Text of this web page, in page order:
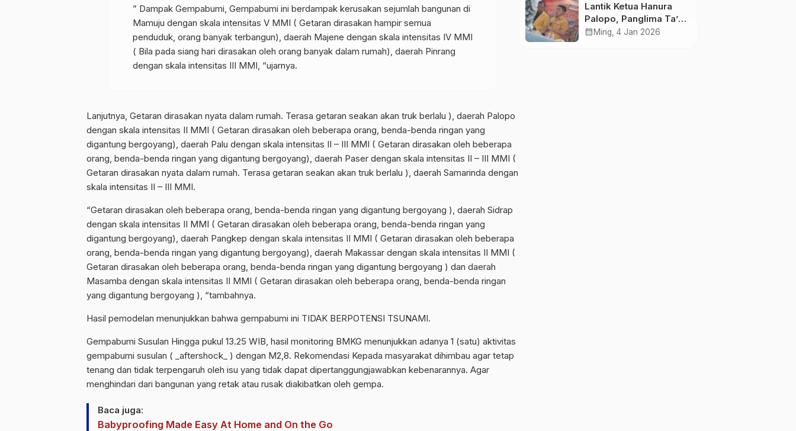
” Dampak Gempabumi, Gempabumi ini berdampak kerusakan sejumlah bangunan di
Mamuju dengan skala intensitas V MMI ( Getaran dirasakan hampir semua
penduduk, orang banyak terbangun), daerah Majene dengan skala intensitas IV MMI
( Bila pada siang hari dirasakan oleh orang banyak dalam rumah), daerah Pinrang
dengan skala intensitas III MMI, “ujarnya.
Lanjutnya, Getaran dirasakan nyata dalam rumah. Terasa getaran seakan akan truk berlalu ), daerah Palopo
dengan skala intensitas II MMI ( Getaran dirasakan oleh beberapa orang, benda-benda ringan yang
digantung bergoyang), daerah Palu dengan skala intensitas II – III MMI ( Getaran dirasakan oleh beberapa
orang, benda-benda ringan yang digantung bergoyang), daerah Paser dengan skala intensitas II – III MMI (
Getaran dirasakan nyata dalam rumah. Terasa getaran seakan akan truk berlalu ), daerah Samarinda dengan
skala intensitas II – III MMI.
“Getaran dirasakan oleh beberapa orang, benda-benda ringan yang digantung bergoyang ), daerah Sidrap
dengan skala intensitas II MMI ( Getaran dirasakan oleh beberapa orang, benda-benda ringan yang
digantung bergoyang), daerah Pangkep dengan skala intensitas II MMI ( Getaran dirasakan oleh beberapa
orang, benda-benda ringan yang digantung bergoyang), daerah Makassar dengan skala intensitas II MMI (
Getaran dirasakan oleh beberapa orang, benda-benda ringan yang digantung bergoyang ) dan daerah
Masamba dengan skala intensitas II MMI ( Getaran dirasakan oleh beberapa orang, benda-benda ringan
yang digantung bergoyang ), “tambahnya.
Hasil pemodelan menunjukkan bahwa gempabumi ini TIDAK BERPOTENSI TSUNAMI.
Gempabumi Susulan Hingga pukul 13.25 WIB, hasil monitoring BMKG menunjukkan adanya 1 (satu) aktivitas
gempabumi susulan ( _aftershock_ ) dengan M2,8. Rekomendasi Kepada masyarakat dihimbau agar tetap
tenang dan tidak terpengaruh oleh isu yang tidak dapat dipertanggungjawabkan kebenarannya. Agar
menghindari dari bangunan yang retak atau rusak diakibatkan oleh gempa.
Baca juga:
Babyproofing Made Easy At Home and On the Go
Lantik Ketua Hanura
Palopo, Panglima Ta’ :
Jabatan adalah
calendar_month Ming, 4 Jan 2026